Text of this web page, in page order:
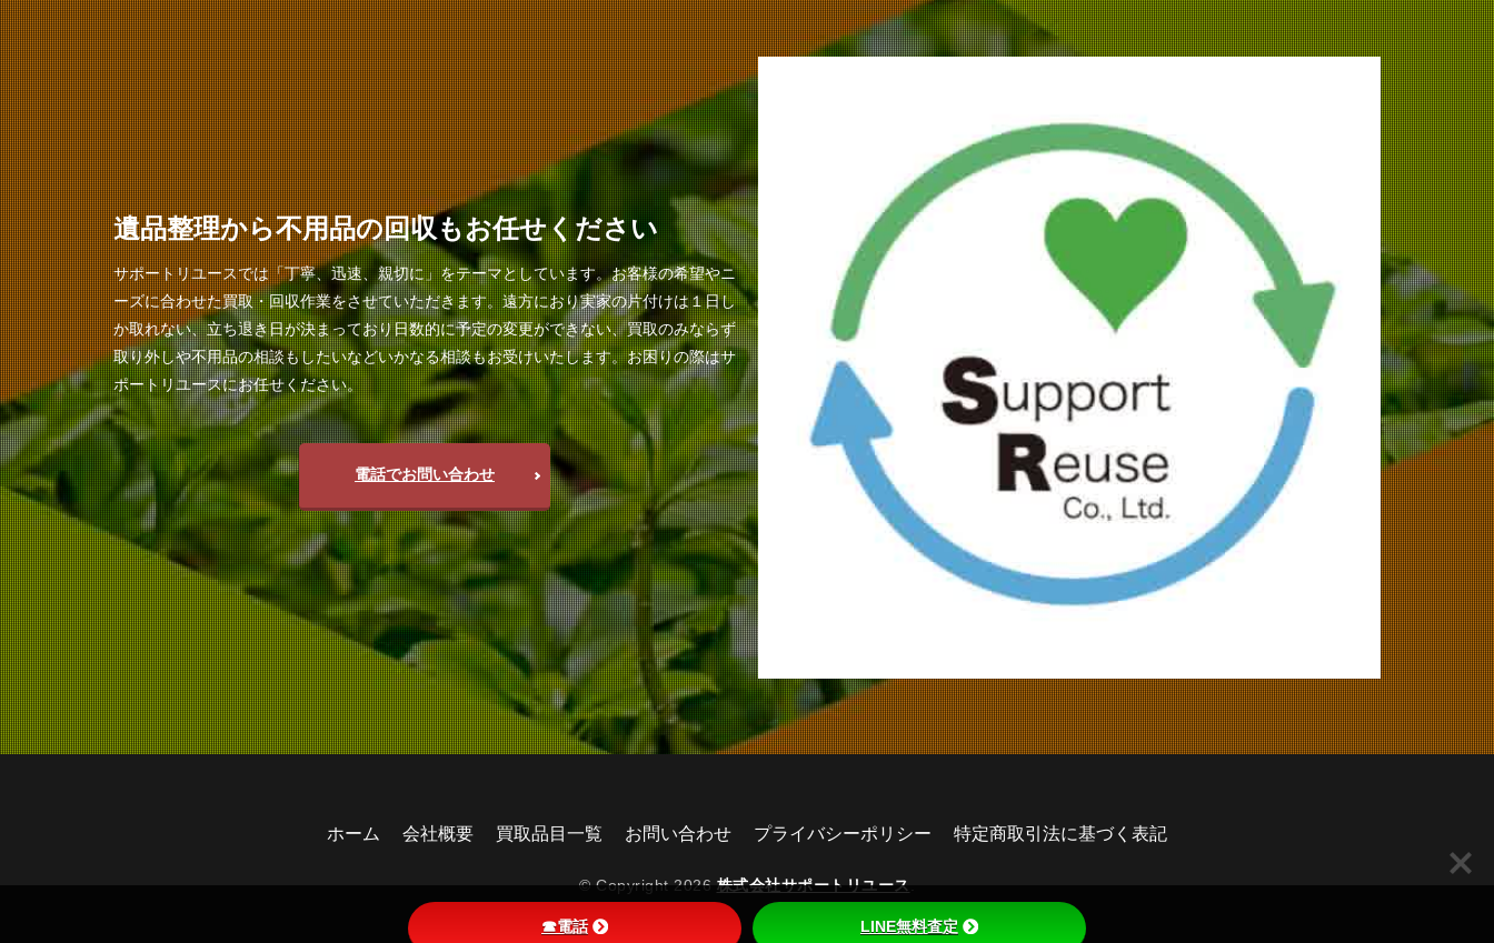
遺品整理から不用品の回収もお任せください
サポートリユースでは「丁寧、迅速、親切に」をテーマとしています。お客様の希望やニ
ーズに合わせた買取・回収作業をさせていただきます。遠方におり実家の片付けは１日し
か取れない、立ち退き日が決まっており日数的に予定の変更ができない、買取のみならず
取り外しや不用品の相談もしたいなどいかなる相談もお受けいたします。お困りの際はサ
ポートリユースにお任せください。
電話でお問い合わせ
ホーム 会社概要 買取品目一覧 お問い合わせ プライバシーポリシー 特定商取引法に基づく表記
© Copyright 2026 株式会社サポートリユース
☎電話 LINE無料査定